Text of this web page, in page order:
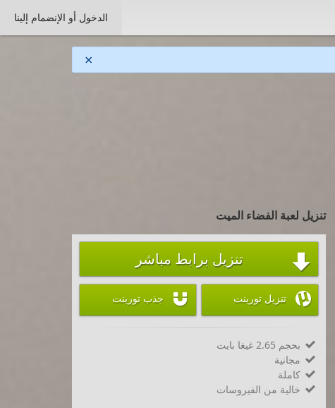
الدخول أو الإنضمام إلينا
×
تنزيل لعبة الفضاء الميت
 تنزيل برابط مباشر
 تنزيل تورينت  جذب تورينت
 بحجم 2.65 غيغا بايت
 مجانية
 كاملة
 خالية من الفيروسات